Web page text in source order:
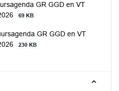
GR GGD en VT
69 KB
GR GGD en VT
230 KB